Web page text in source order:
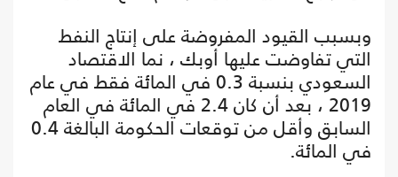
وبسبب القيود المفروضة على إنتاج النفط
التي تفاوضت عليها أوبك ، نما الاقتصاد
السعودي بنسبة 0.3 في المائة فقط في عام
2019 ، بعد أن كان 2.4 في المائة في العام
السابق وأقل من توقعات الحكومة البالغة 0.4
في المائة.